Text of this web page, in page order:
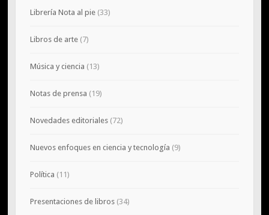
Librería Nota al pie(33)
Libros de arte(7)
Música y ciencia (13)
Notas de prensa (19)
Novedades editoriales(72)
Nuevos enfoques en ciencia y tecnología (9)
Política (11)
Presentaciones de libros(34)